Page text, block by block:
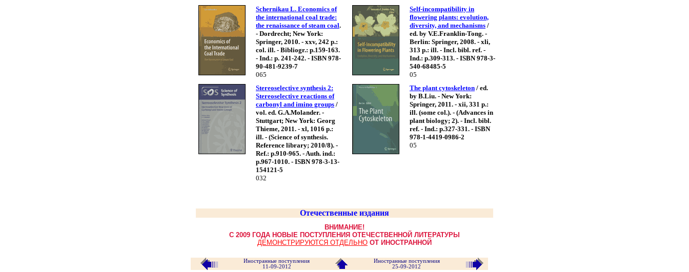
Schernikau L. Economics of
the international coal trade:
the renaissance of steam coal.
- Dordrecht; New York:
Springer, 2010. - xxv, 242 p.:
col. ill. - Bibliogr.: p.159-163.
- Ind.: p. 241-242. - ISBN 978-
90-481-9239-7
065
Self-incompatibility in
flowering plants: evolution,
diversity, and mechanisms /
ed. by V.E.Franklin-Tong. -
Berlin: Springer, 2008. - xli,
313 p.: ill. - Incl. bibl. ref. -
Ind.: p.309-313. - ISBN 978-3-
540-68485-5
05
Stereoselective synthesis 2:
Stereoselective reactions of
carbonyl and imino groups /
vol. ed. G.A.Molander. -
Stuttgart; New York: Georg
Thieme, 2011. - xl, 1016 p.:
ill. - (Science of synthesis.
Reference library; 2010/8). -
Ref.: p.910-965. - Auth. ind.:
p.967-1010. - ISBN 978-3-13-
154121-5
032
The plant cytoskeleton / ed.
by B.Liu. - New York:
Springer, 2011. - xii, 331 p.:
ill. (some col.). - (Advances in
plant biology; 2). - Incl. bibl.
ref. - Ind.: p.327-331. - ISBN
978-1-4419-0986-2
05
Отечественные издания
ВНИМАНИЕ!
С 2009 ГОДА НОВЫЕ ПОСТУПЛЕНИЯ ОТЕЧЕСТВЕННОЙ ЛИТЕРАТУРЫ
ДЕМОНСТРИРУЮТСЯ ОТДЕЛЬНО ОТ ИНОСТРАННОЙ
Иностранные поступления
11-09-2012
Иностранные поступления
25-09-2012